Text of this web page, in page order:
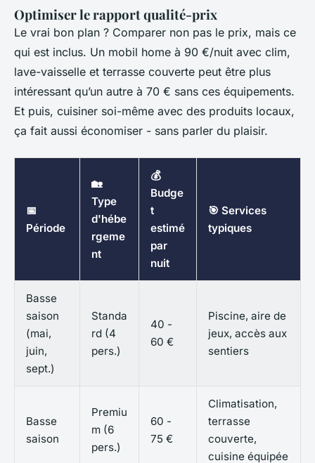
Optimiser le rapport qualité-prix
Le vrai bon plan ? Comparer non pas le prix, mais ce
qui est inclus. Un mobil home à 90 €/nuit avec clim,
lave-vaisselle et terrasse couverte peut être plus
intéressant qu’un autre à 70 € sans ces équipements.
Et puis, cuisiner soi-même avec des produits locaux,
ça fait aussi économiser - sans parler du plaisir.
📅
Période
🏡
Type
d'hébe
rgeme
nt
💰
Budge
t
estimé
par
nuit
🎯 Services
typiques
Basse
saison
(mai,
juin,
sept.)
Standa
rd (4
pers.)
40 -
60 €
Piscine, aire de
jeux, accès aux
sentiers
Basse
saison
Premiu
m (6
pers.)
60 -
75 €
Climatisation,
terrasse
couverte,
cuisine équipée